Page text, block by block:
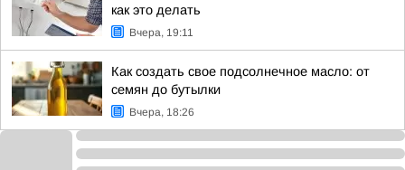
как это делать
Вчера, 19:11
Как создать свое подсолнечное масло: от
семян до бутылки
Вчера, 18:26